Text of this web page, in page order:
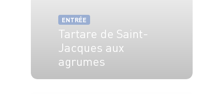
ENTRÉE
Tartare de Saint-
Jacques aux
agrumes